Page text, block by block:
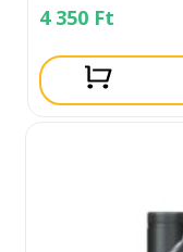
4 350 Ft